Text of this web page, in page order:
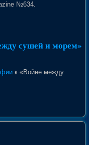
№634.
сушей и морем»
к «Войне между